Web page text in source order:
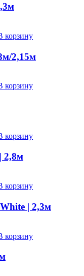
корзину
2,15м
корзину
корзину
2,8м
корзину
| 2,3м
корзину